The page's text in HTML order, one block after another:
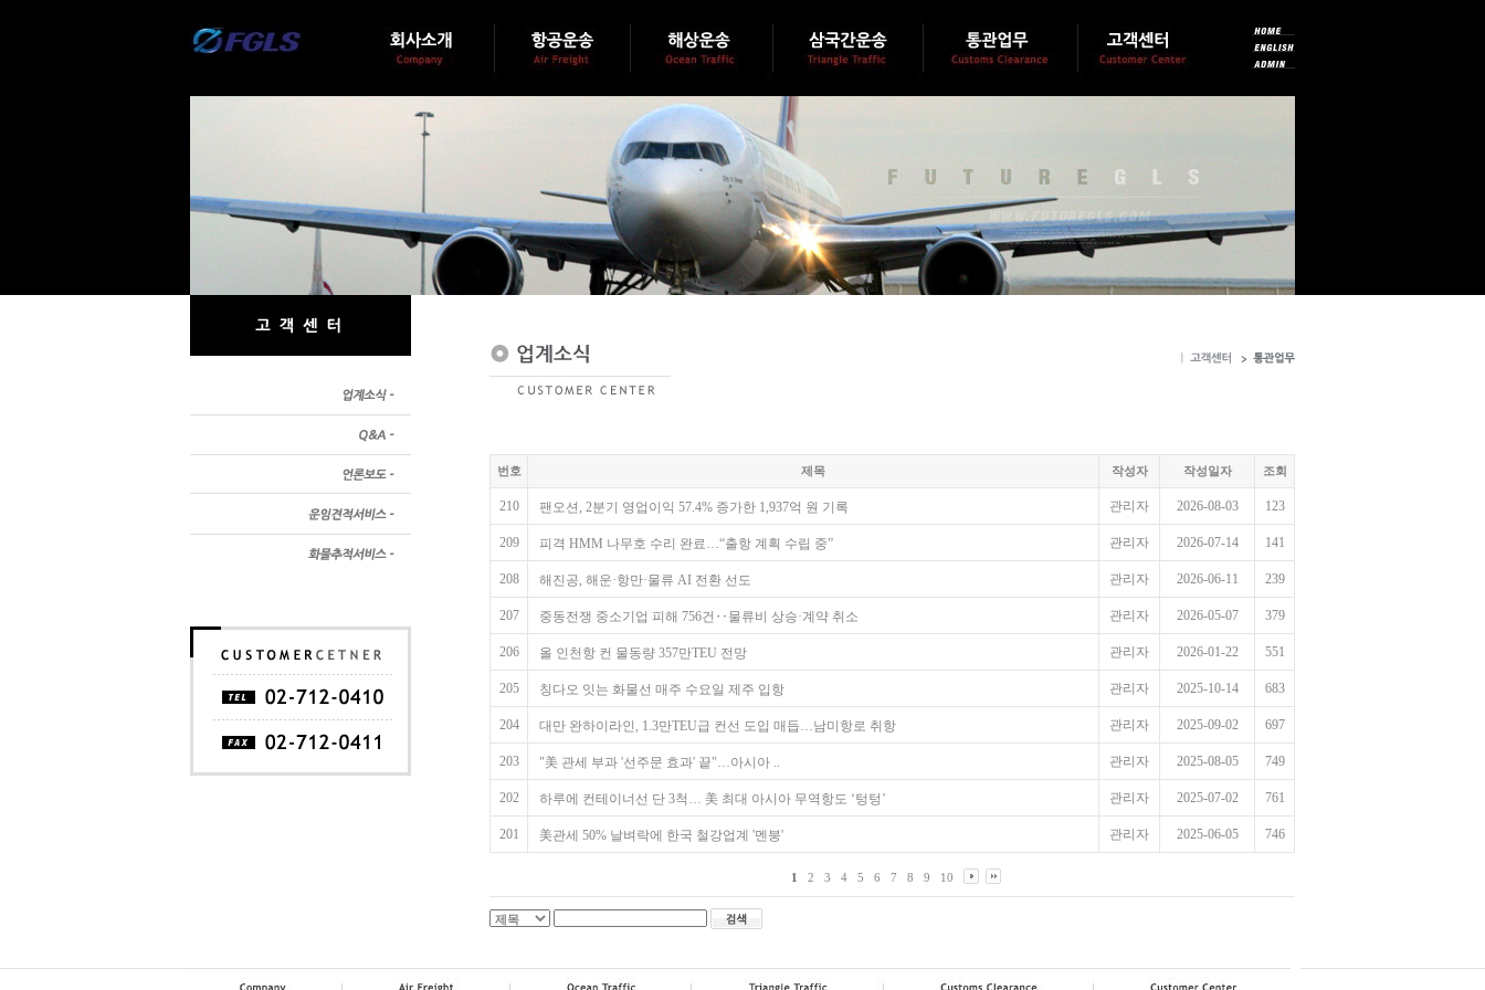
번호 제목 작성자 작성일자 조회
210 팬오션, 2분기 영업이익 57.4% 증가한 1,937억 원 기록 관리자 2026-08-03 123
209 피격 HMM 나무호 수리 완료…“출항 계획 수립 중” 관리자 2026-07-14 141
208 해진공, 해운·항만·물류 AI 전환 선도 관리자 2026-06-11 239
207 중동전쟁 중소기업 피해 756건‥물류비 상승·계약 취소 관리자 2026-05-07 379
206 올 인천항 컨 물동량 357만TEU 전망 관리자 2026-01-22 551
205 칭다오 잇는 화물선 매주 수요일 제주 입항 관리자 2025-10-14 683
204 대만 완하이라인, 1.3만TEU급 컨선 도입 매듭…남미항로 취항 관리자 2025-09-02 697
203 "美 관세 부과 '선주문 효과' 끝"…아시아 .. 관리자 2025-08-05 749
202 하루에 컨테이너선 단 3척… 美 최대 아시아 무역항도 ‘텅텅’ 관리자 2025-07-02 761
201 美관세 50% 날벼락에 한국 철강업계 '멘붕' 관리자 2025-06-05 746
1 2 3 4 5 6 7 8 9 10